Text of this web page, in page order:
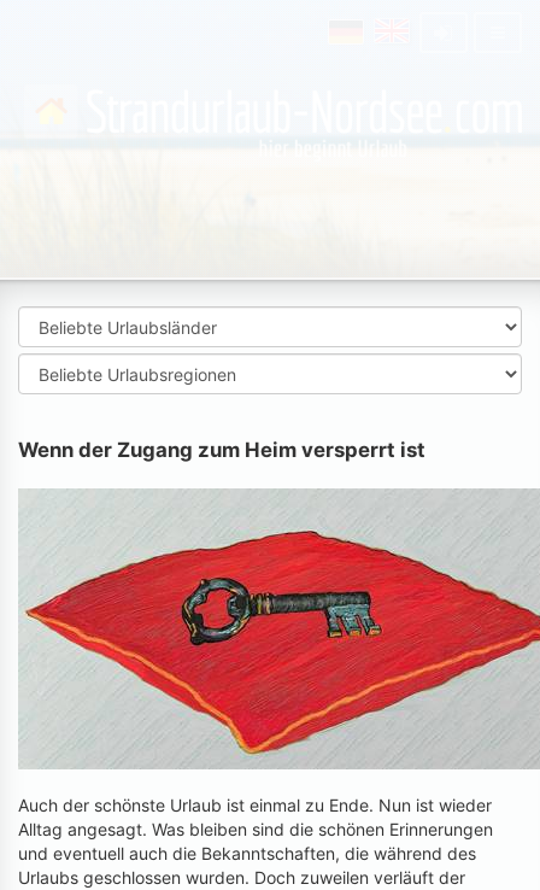
Wenn der Zugang zum Heim versperrt ist
Auch der schönste Urlaub ist einmal zu Ende. Nun ist wieder
Alltag angesagt. Was bleiben sind die schönen Erinnerungen
und eventuell auch die Bekanntschaften, die während des
Urlaubs geschlossen wurden. Doch zuweilen verläuft der